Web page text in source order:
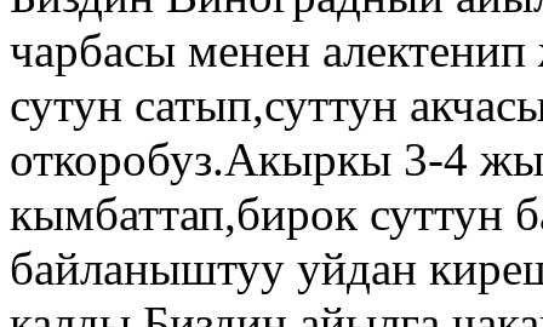
чарбасы менен
сутун сатып,суттун
откоробуз.Акыркы 3-4
кымбаттап,бирок суттун
байланыштуу уйдан